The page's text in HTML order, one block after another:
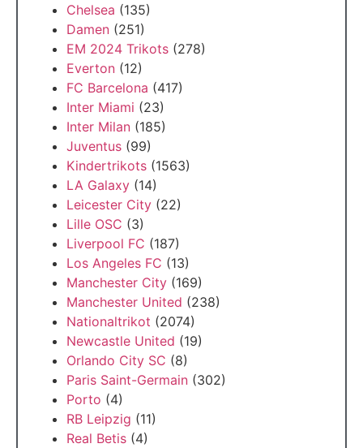
Chelsea (135)
Damen (251)
EM 2024 Trikots (278)
Everton (12)
FC Barcelona (417)
Inter Miami (23)
Inter Milan (185)
Juventus (99)
Kindertrikots (1563)
LA Galaxy (14)
Leicester City (22)
Lille OSC (3)
Liverpool FC (187)
Los Angeles FC (13)
Manchester City (169)
Manchester United (238)
Nationaltrikot (2074)
Newcastle United (19)
Orlando City SC (8)
Paris Saint-Germain (302)
Porto (4)
RB Leipzig (11)
Real Betis (4)